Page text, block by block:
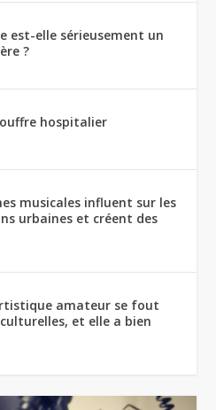
est-elle sérieusement un
?
hospitalier
musicales influent sur les
urbaines et créent des
amateur se fout
et elle a bien